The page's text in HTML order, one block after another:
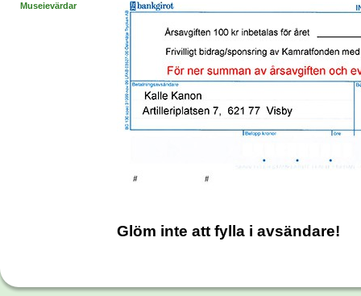
Museievärdar
Glöm inte att fylla i avsändare!